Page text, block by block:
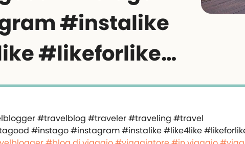
#instalike
#likeforlike…